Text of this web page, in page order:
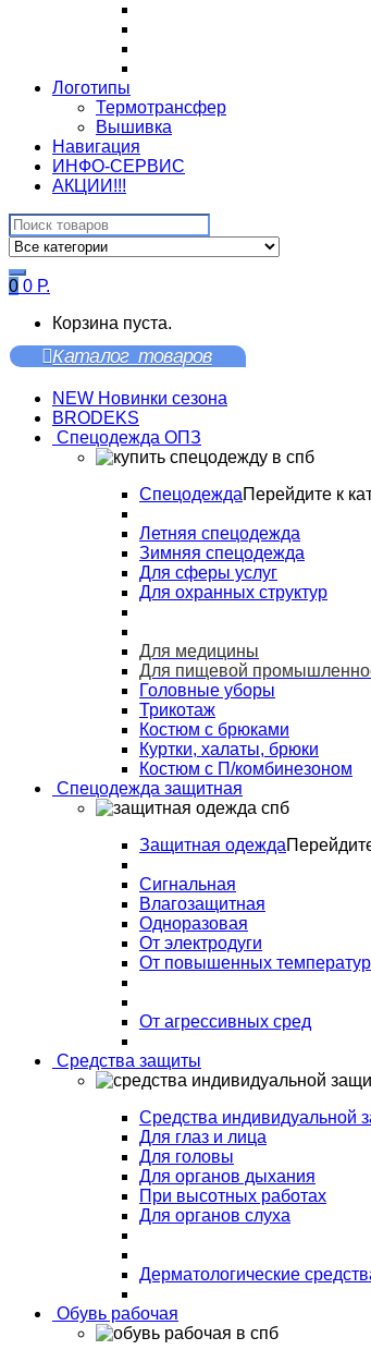
Логотипы
Термотрансфер
Вышивка
Навигация
ИНФО-СЕРВИС
АКЦИИ!!!
Search
for:
0 0 Р.
Корзина пуста.
Каталог товаров
NEW Новинки сезона
BRODEKS
Спецодежда ОПЗ
СпецодеждаПерейдите к
Летняя спецодежда
Зимняя спецодежда
Для сферы услуг
Для охранных структур
Для медицины
Для пищевой
Головные уборы
Трикотаж
Костюм с брюками
Куртки, халаты, брюки
Костюм с П/комбинезоном
Спецодежда защитная
Защитная одежда
Сигнальная
Влагозащитная
Одноразовая
От электродуги
От повышенных температур
От агрессивных сред
Средства защиты
Средства индивидуальной
Для глаз и лица
Для головы
Для органов дыхания
При высотных работах
Для органов слуха
Дерматологические
Обувь рабочая